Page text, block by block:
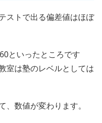
ストで出る偏差値はほぼ
といったところです
室は塾のレベルとしては
数値が変わります。